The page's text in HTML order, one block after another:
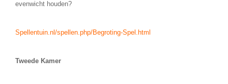
evenwicht houden?
Spellentuin.nl/spellen.php/Begroting-Spel.html
Tweede Kamer